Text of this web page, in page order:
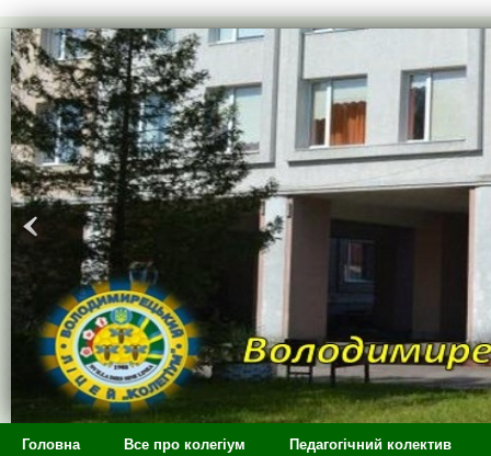
>
Головна Все про колегіум Педагогічний колектив